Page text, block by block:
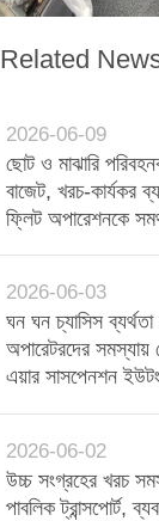
Related
2026-06-09
ছোট ও মাঝারি
বাজেট, খরচ-কার্যকর
ফ্লিট অপারেশনকে
2026-06-03
ঘন ঘন চ্যাসিস
অপারেটরদের সমস্যায়
এয়ার সাসপেনশন
2026-06-02
উচ্চ সংগ্রহের খরচ
পাবলিক ট্রান্সপোর্ট,